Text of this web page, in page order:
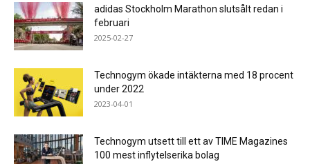
adidas Stockholm Marathon slutsålt redan i
februari
2025-02-27
Technogym ökade intäkterna med 18 procent
under 2022
2023-04-01
Technogym utsett till ett av TIME Magazines
100 mest inflytelserika bolag